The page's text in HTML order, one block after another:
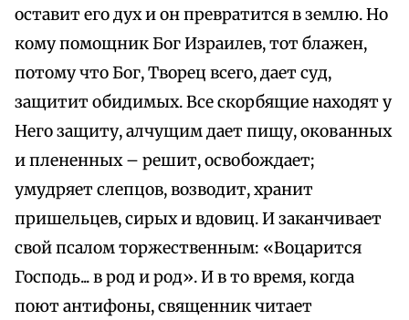
оставит его дух и он превратится в землю. Но
кому помощник Бог Израилев, тот блажен,
потому что Бог, Творец всего, дает суд,
защитит обидимых. Все скорбящие находят у
Него защиту, алчущим дает пищу, окованных
и плененных – решит, освобождает;
умудряет слепцов, возводит, хранит
пришельцев, сирых и вдовиц. И заканчивает
свой псалом торжественным: «Воцарится
Господь... в род и род». И в то время, когда
поют антифоны, священник читает